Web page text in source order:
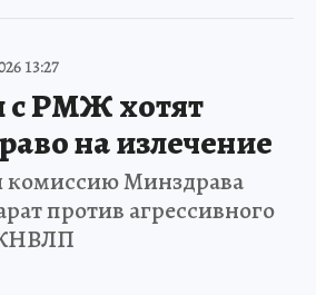
13:27
с РМЖ хотят
на излечение
Минздрава
против агрессивного